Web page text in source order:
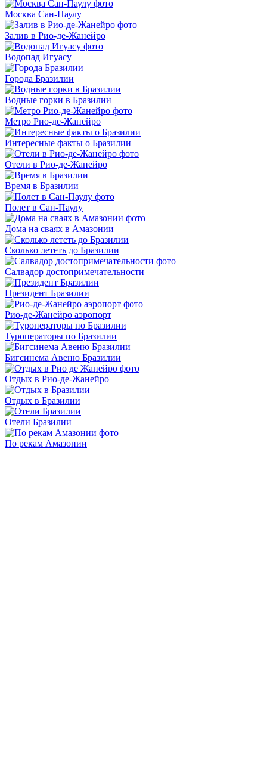
Москва Сан-Паулу
Залив в Рио-де-Жанейро
Водопад Игуасу
Города Бразилии
Водные горки в Бразилии
Метро Рио-де-Жанейро
Интересные факты о Бразилии
Отели в Рио-де-Жанейро
Время в Бразилии
Полет в Сан-Паулу
Дома на сваях в Амазонии
Cколько лететь до Бразилии
Салвадор достопримечательности
Президент Бразилии
Рио-де-Жанейро аэропорт
Туроператоры по Бразилии
Бигсинема Авеню Бразилии
Отдых в Рио-де-Жанейро
Отдых в Бразилии
Отели Бразилии
По рекам Амазонии